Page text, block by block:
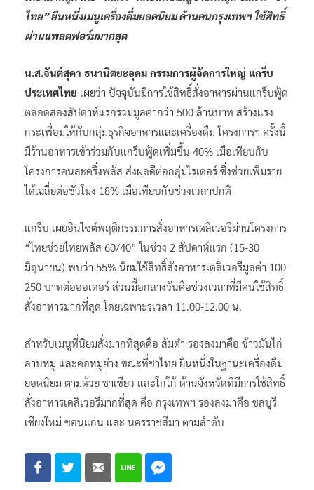
ไทย” ยืนหนึ่งเมนูเครื่องดื่มยอดนิยม ด้านคนกรุงเทพฯ ใช้สิทธิ์
ผ่านแพลตฟอร์มมากสุด
น.ส.จันต์สุดา ธนานิตยะอุดม กรรมการผู้จัดการใหญ่ แกร็บ
ประเทศไทย เผยว่า ปัจจุบันมีการใช้สิทธิ์สั่งอาหารผ่านแกร็บฟู้ด
ตลอดสองสัปดาห์แรกรวมมูลค่ากว่า 500 ล้านบาท สร้างแรง
กระเพื่อมให้กับกลุ่มธุรกิจอาหารและเครื่องดื่ม โครงการฯ ครั้งนี้
มีร้านอาหารเข้าร่วมกับแกร็บฟู้ดเพิ่มขึ้น 40% เมื่อเทียบกับ
โครงการคนละครึ่งพลัส ส่งผลดีต่อกลุ่มไรเดอร์ ซึ่งช่วยเพิ่มราย
ได้เฉลี่ยต่อชั่วโมง 18% เมื่อเทียบกับช่วงเวลาปกติ
แกร็บ เผยอินไซต์พฤติกรรมการสั่งอาหารเดลิเวอรีผ่านโครงการ
“ไทยช่วยไทยพลัส 60/40” ในช่วง 2 สัปดาห์แรก (15-30
มิถุนายน) พบว่า 55% นิยมใช้สิทธิ์สั่งอาหารเดลิเวอรีมูลค่า 100-
250 บาทต่อออเดอร์ ส่วนมื้อกลางวันคือช่วงเวลาที่มีคนใช้สิทธิ์
สั่งอาหารมากที่สุด โดยเฉพาะรเวลา 11.00-12.00 น.
สำหรับเมนูที่นิยมสั่งมากที่สุดคือ ส้มตำ รองลงมาคือ ข้าวมันไก่
ลาบหมู และคอหมูย่าง ขณะที่ชาไทย ยืนหนึ่งในฐานะเครื่องดื่ม
ยอดนิยม ตามด้วย ชาเขียว และโกโก้ ด้านจังหวัดที่มีการใช้สิทธิ์
สั่งอาหารเดลิเวอรีมากที่สุด คือ กรุงเทพฯ รองลงมาคือ ชลบุรี
เชียงใหม่ ขอนแก่น และ นครราชสีมา ตามลำดับ